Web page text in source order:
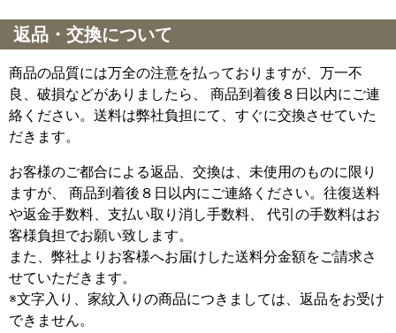
返品・交換について
商品の品質には万全の注意を払っておりますが、万一不
良、破損などがありましたら、 商品到着後８日以内にご連
絡ください。送料は弊社負担にて、すぐに交換させていた
だきます。
お客様のご都合による返品、交換は、未使用のものに限り
ますが、
商品到着後８日以内にご連絡ください。往復送料
や返金手数料、支払い取り消し手数料、 代引の手数料はお
客様負担でお願い致します。
また、弊社よりお客様へお届けした送料分金額をご請求さ
せていただきます。
※文字入り、家紋入りの商品につきましては、返品をお受け
できません。